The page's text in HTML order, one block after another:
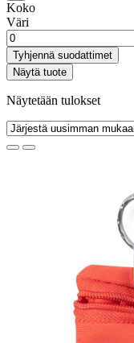
Koko
Väri
Tyhjennä suodattimet
Näytä tuote
Näytetään tulokset